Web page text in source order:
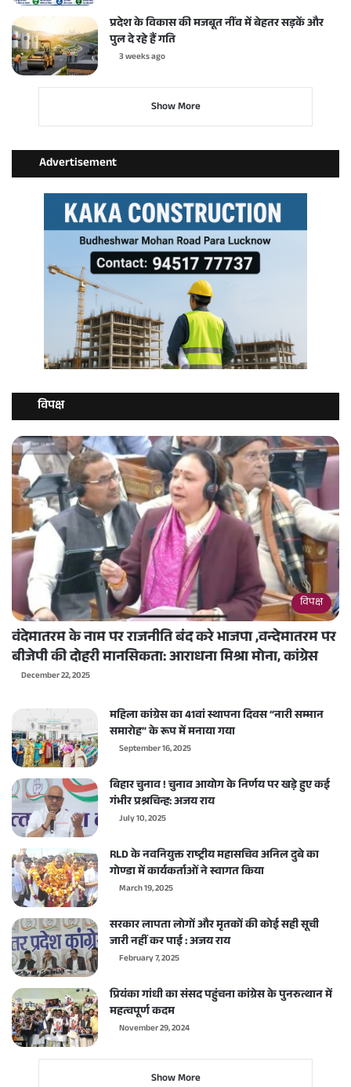
प्रदेश के विकास की मजबूत नींव में बेहतर सड़कें और
पुल दे रहे हैं गति
3 weeks ago
Show More
Advertisement
विपक्ष
विपक्ष
वंदेमातरम के नाम पर राजनीति बंद करे भाजपा ,वन्देमातरम पर
बीजेपी की दोहरी मानसिकता: आराधना मिश्रा मोना, कांग्रेस
December 22, 2025
महिला कांग्रेस का 41वां स्थापना दिवस “नारी सम्मान
समारोह” के रूप में मनाया गया
September 16, 2025
बिहार चुनाव ! चुनाव आयोग के निर्णय पर खड़े हुए कई
गंभीर प्रश्नचिन्ह: अजय राय
July 10, 2025
RLD के नवनियुक्त राष्ट्रीय महासचिव अनिल दुबे का
गोण्डा में कार्यकर्ताओं ने स्वागत किया
March 19, 2025
सरकार लापता लोगों और मृतकों की कोई सही सूची
जारी नहीं कर पाई : अजय राय
February 7, 2025
प्रियंका गांधी का संसद पहुंचना कांग्रेस के पुनरुत्थान में
महत्वपूर्ण कदम
November 29, 2024
Show More